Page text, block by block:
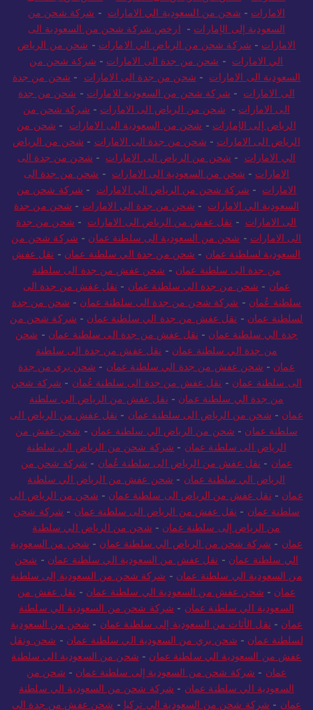
للامارات - شحن من الرياض الى الامارات- شحن من جدة الى
الامارات-شحن من السعودية الي الامارات-شركة شحن من
السعودية إلى الإمارات -ارخص شركة شحن من السعودية الى
الامارات- شركة شحن من الرياض الي الامارات - شحن من الرياض
الي الامارات-شحن من جدة الى الامارات- شركة شحن من
السعودية الى الامارات-شحن من جدة الى الامارات -شحن من جدة
الى الامارات- شركة شحن من السعودية للامارات- شحن من جدة
الى الامارات- شحن من الرياض الى الامارات-شركة شحن من
الرياض إلى الإمارات-شحن من السعودية الى الامارات-شحن من
الرياض الى الامارات- شحن من جدة الى الامارات -شحن من الرياض
الي الامارات-شحن من الرياض الى الامارات -شحن من جدة الى
الامارات-شحن من السعودية الى الامارات-شحن من جدة الى
الامارات - شركة شحن من الرياض الي الامارات -شركة شحن من
السعودية الي الامارات- شحن من جدة الى الامارات -شحن من جدة
الى الامارات-نقل عفش من الرياض الى الامارات -شحن من جدة
الى الامارات -شحن من السعودية الى سلطنة عمان -شركة شحن من
السعودية لسلطنة عمان-شحن من جدة الي سلطنة عمان -نقل عفش
من جدة الى سلطنة عمان-شحن عفش من جدة الى سلطنة
عمان-شحن من جدة الى سلطنة عمان-نقل عفش من جدة الى
سلطنة عُمان- شركة شحن من جدة الى سلطنة عمان - شحن من جدة
لسلطنة عمان-نقل عفش من جدة الي سلطنة عمان-شركة شحن من
جدة الي سلطنة عمان-نقل عفش من جدة الى سلطنة عمان-شحن
من جدة الي سلطنة عمان-
نقل عفش من جدة الى سلطنة
عمان-شحن عفش من جدة الي سلطنة عمان- شحن بري من جدة
الى سلطنة عمان
- نقل عفش من جدة الى سلطنة عُمان-
شركة شحن
من جدة الي سلطنة عمان-نقل عفش من الرياض الى سلطنة
عمان-شحن من الرياض الى سلطنة عمان-نقل عفش من الرياض الى
سلطنة عمان -شحن من الرياض الي سلطنة عمان- شحن عفش من
الرياض الى سلطنة عمان-
شركة شحن من الرياض الي سلطنة
عمان- نقل عفش من الرياض الى سلطنة عُمان-شركة شحن من
الرياض الي سلطنة عمان
-شحن عفش من الرياض الي سلطنة
عمان- نقل عفش من الرياض الى سلطنة عمان- شحن من الرياض الى
سلطنة عمان- نقل عفش من الرياض الى سلطنة عمان-
شركة شحن
من الرياض إلى سلطنة عمان- شحن من الرياض الي سلطنة
عمان - شركة شحن من الرياض الي سلطنة عمان -شحن من السعودية
الي سلطنة عمان -نقل عفش من السعودية الي سلطنة عمان -شحن
من السعودية الي سلطنة عمان-شركة شحن من السعودية إلى سلطنة
عمان-شحن عفش من السعودية الي سلطنة عمان-نقل عفش من
السعودية الي سلطنة عمان-شركة شحن من السعودية الي سلطنة
عمان- نقل الأثاث من السعودية إلى سلطنة عمان- شحن من السعودية
لسلطنة عمان-شحن بري من السعودية الي سلطنة عمان-شحن ونقل
عفش من السعودية الي سلطنة عمان-شحن من السعودية الى سلطنة
عمان- شركة شحن من السعودية إلى سلطنة عمان- شحن من
السعودية الي سلطنة عمان-شركة شحن من السعودية الي سلطنة